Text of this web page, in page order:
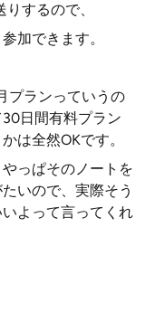
するので、
加できます。
プランっていうの
日間有料プラン
は全然OKです。
っぱそのノートを
いので、実際そう
よって言ってくれ